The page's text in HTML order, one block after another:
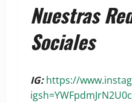
Nuestras
Sociales
IG:https://